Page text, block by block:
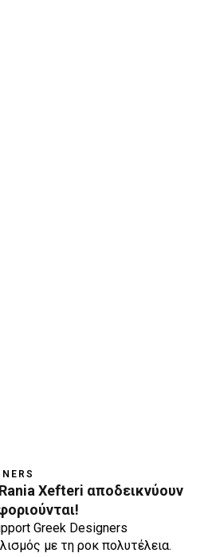
Xefteri αποδεικνύουν
Greek Designers
με τη ροκ πολυτέλεια.